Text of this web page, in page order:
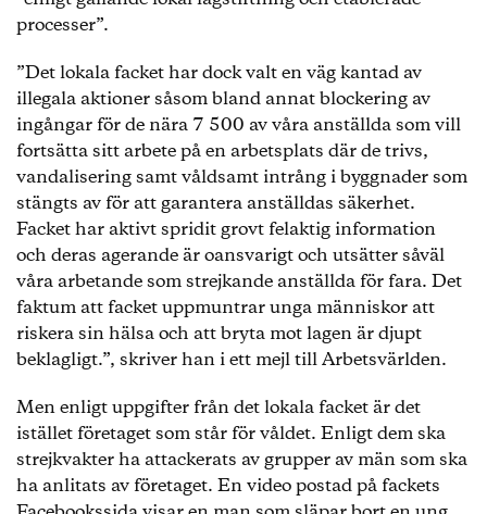
processer”.
”Det lokala facket har dock valt en väg kantad av
illegala aktioner såsom bland annat blockering av
ingångar för de nära 7 500 av våra anställda som vill
fortsätta sitt arbete på en arbetsplats där de trivs,
vandalisering samt våldsamt intrång i byggnader som
stängts av för att garantera anställdas säkerhet.
Facket har aktivt spridit grovt felaktig information
och deras agerande är oansvarigt och utsätter såväl
våra arbetande som strejkande anställda för fara. Det
faktum att facket uppmuntrar unga människor att
riskera sin hälsa och att bryta mot lagen är djupt
beklagligt.”, skriver han i ett mejl till Arbetsvärlden.
Men enligt uppgifter från det lokala facket är det
istället företaget som står för våldet. Enligt dem ska
strejkvakter ha attackerats av grupper av män som ska
ha anlitats av företaget. En video postad på fackets